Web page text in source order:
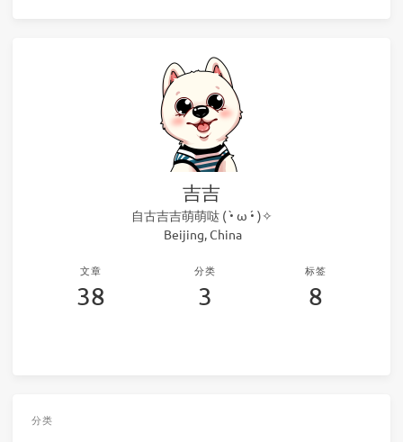
吉吉
自古吉吉萌萌哒 ( •̀ ω •́ )✧
Beijing, China
文章
38
分类
3
标签
8
分类